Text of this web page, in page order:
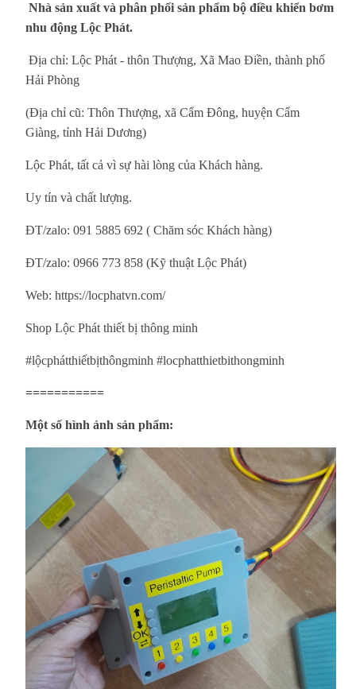
Nhà sản xuất và phân phối sản phẩm bộ điều khiển bơm
nhu động Lộc Phát.
Địa chỉ: Lộc Phát - thôn Thượng, Xã Mao Điền, thành phố
Hải Phòng
(Địa chỉ cũ: Thôn Thượng, xã Cẩm Đông, huyện Cẩm
Giàng, tỉnh Hải Dương)
Lộc Phát, tất cả vì sự hài lòng của Khách hàng.
Uy tín và chất lượng.
ĐT/zalo: 091 5885 692 ( Chăm sóc Khách hàng)
ĐT/zalo: 0966 773 858 (Kỹ thuật Lộc Phát)
Web: https://locphatvn.com/
Shop Lộc Phát thiết bị thông minh
#lộcphátthiếtbịthôngminh #locphatthietbithongminh
===========
Một số hình ảnh sản phẩm: